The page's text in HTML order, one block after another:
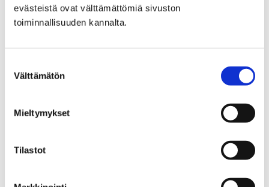
evästeistä ovat välttämättömiä sivuston
toiminnallisuuden kannalta.
valinta
Välttämätön
Mieltymykset
Tilastot
Loppukesän hyvän mielen tapahtuma!